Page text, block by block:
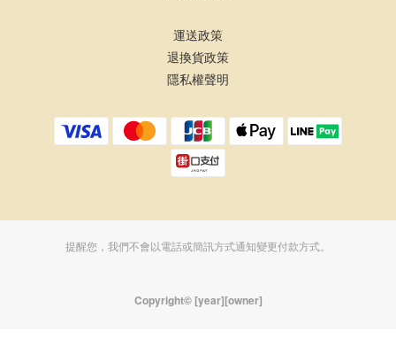
運送政策
退換貨政策
隱私權聲明
提醒您，我們不會以電話或簡訊方式通知變更付款方式。
Copyright© [year][owner]